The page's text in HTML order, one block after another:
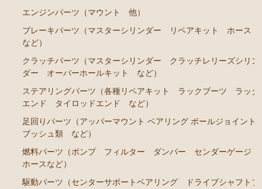
クラッチパーツ（マスターシリンダー クラッチレリ
ーズシリンダー オーバーホールキット など）
マークⅡ クレスタ チェイサー JZX100 JZX101 JZX105
GX100 GX105
エンジンパーツ 1G-FE GX100
クラッチパーツ（マスターシリンダー クラッチレリ
ーズシリンダー オーバーホールキット など）
クラウン GS110 MS110 MS112
エンジンパーツ 5M-GEU
エンジンパーツ（マウント 他）
ブレーキパーツ（マスターシリンダー リペアキット ホース
など）
クラッチパーツ（マスターシリンダー クラッチレリーズシリン
ダー オーバーホールキット など）
ステアリングパーツ（各種リペアキット ラックブーツ ラック
エンド タイロッドエンド など）
足回りパーツ（アッパーマウント ベアリング ボールジョイント
ブッシュ類 など）
燃料パーツ（ポンプ フィルター ダンパー センダーゲージ
ホースなど）
駆動パーツ（センターサポートベアリング ドライブシャフトブ